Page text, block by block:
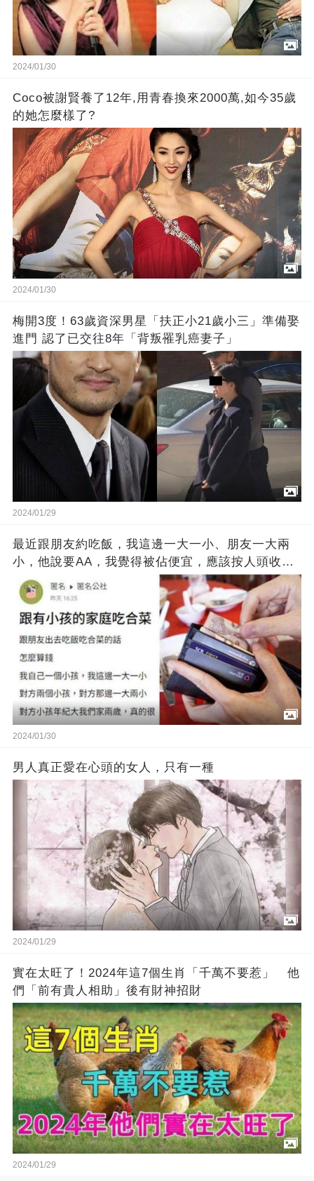
2024/01/30
Coco被謝賢養了12年,用青春換來2000萬,如今35歲
的她怎麼樣了?
2024/01/30
梅開3度！63歲資深男星「扶正小21歲小三」準備娶
進門 認了已交往8年「背叛罹乳癌妻子」
2024/01/29
最近跟朋友約吃飯，我這邊一大一小、朋友一大兩
小，他說要AA，我覺得被佔便宜，應該按人頭收
吧…想問大家，跟有小孩的家庭吃合菜，都怎麼算
錢？
2024/01/30
男人真正愛在心頭的女人，只有一種
2024/01/29
實在太旺了！2024年這7個生肖「千萬不要惹」 他
們「前有貴人相助」後有財神招財
2024/01/29